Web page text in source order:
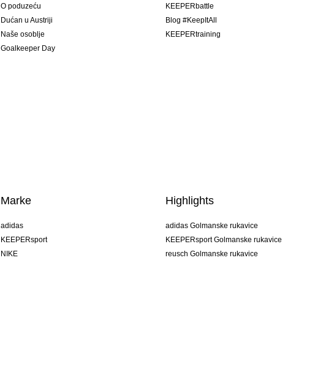
O poduzeću
Dućan u Austriji
Naše osoblje
Goalkeeper Day
KEEPERbattle
Blog #KeepItAll
KEEPERtraining
Marke
adidas
KEEPERsport
NIKE
Highlights
adidas Golmanske rukavice
KEEPERsport Golmanske rukavice
reusch Golmanske rukavice